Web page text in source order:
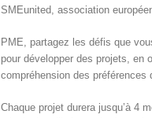
SMEunited, association
PME, partagez les défis que
pour développer des projets, en
compréhension des préférences
Chaque projet durera jusqu’à 4